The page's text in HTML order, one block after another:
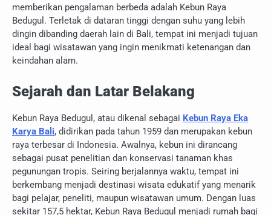
memberikan pengalaman berbeda adalah Kebun Raya
Bedugul. Terletak di dataran tinggi dengan suhu yang lebih
dingin dibanding daerah lain di Bali, tempat ini menjadi tujuan
ideal bagi wisatawan yang ingin menikmati ketenangan dan
keindahan alam.
Sejarah dan Latar Belakang
Kebun Raya Bedugul, atau dikenal sebagai Kebun Raya Eka
Karya Bali, didirikan pada tahun 1959 dan merupakan kebun
raya terbesar di Indonesia. Awalnya, kebun ini dirancang
sebagai pusat penelitian dan konservasi tanaman khas
pegunungan tropis. Seiring berjalannya waktu, tempat ini
berkembang menjadi destinasi wisata edukatif yang menarik
bagi pelajar, peneliti, maupun wisatawan umum. Dengan luas
sekitar 157,5 hektar, Kebun Raya Bedugul menjadi rumah bagi